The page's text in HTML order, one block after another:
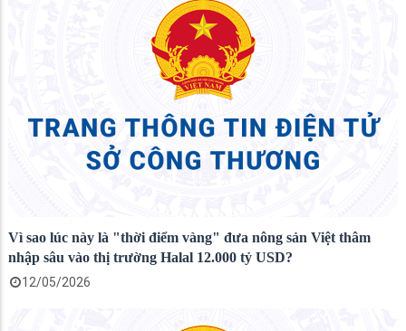
Vì sao lúc này là "thời điểm vàng" đưa nông sản Việt thâm
nhập sâu vào thị trường Halal 12.000 tỷ USD?
12/05/2026